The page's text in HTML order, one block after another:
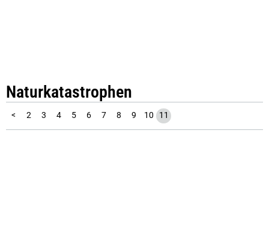
Naturkatastrophen
<
1 2 3 4 5 6 7 8 9 10 11